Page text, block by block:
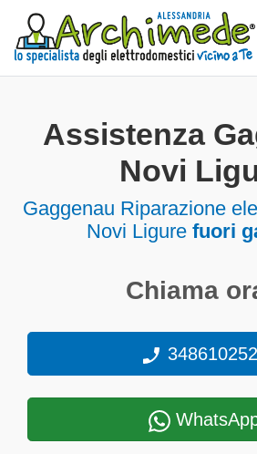
Assistenza
Novi
Gaggenau Riparazione
Novi Ligure fuori
Chiama